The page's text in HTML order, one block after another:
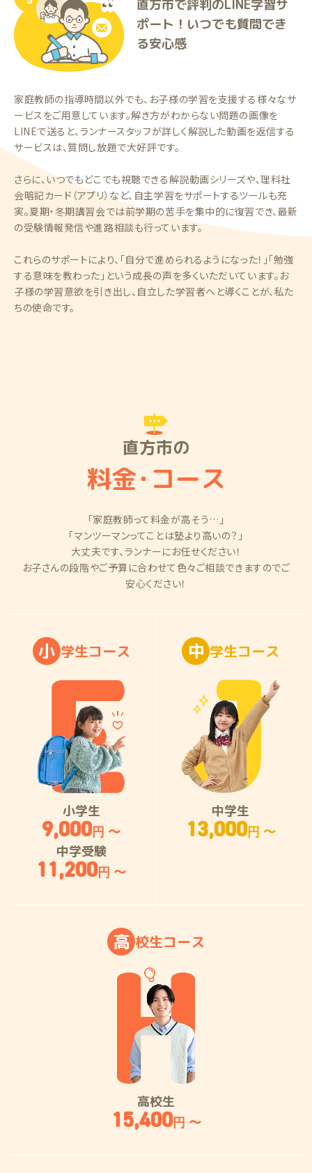
直方市で評判のLINE学習サ
ポート！いつでも質問でき
る安心感
家庭教師の指導時間以外でも、お子様の学習を支援する様々なサ
ービスをご用意しています。解き方がわからない問題の画像を
LINEで送ると、ランナースタッフが詳しく解説した動画を返信する
サービスは、質問し放題で大好評です。
さらに、いつでもどこでも視聴できる解説動画シリーズや、理科社
会暗記カード（アプリ）など、自主学習をサポートするツールも充
実。夏期・冬期講習会では前学期の苦手を集中的に復習でき、最新
の受験情報発信や進路相談も行っています。
これらのサポートにより、「自分で進められるようになった！」「勉強
する意味を教わった」という成長の声を多くいただいています。お
子様の学習意欲を引き出し、自立した学習者へと導くことが、私た
ちの使命です。
直方市の
料金・コース
「家庭教師って料金が高そう…」
「マンツーマンってことは塾より高いの？」
大丈夫です、ランナーにお任せください！
お子さんの段階やご予算に合わせて色々ご相談できますのでご
安心ください！
小 学生コース
小学生
9,000円 〜
中学受験
11,200円 〜
中 学生コース
中学生
13,000円 〜
高 校生コース
高校生
15,400円 〜